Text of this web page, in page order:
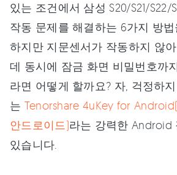
있는 조건에서 삼성 S20/S21/S22/
작동 문제를 해결하는 6가지 방법
하지만 지문센서가 작동하지 않
데 동시에 잠금 화면 비밀번호까
라면 어떻게 할까요? 자, 걱정하
는 Tenorshare 4uKey for
안드로이드)라는 강력한 Android
있습니다.